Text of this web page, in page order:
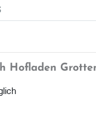
Hofladen